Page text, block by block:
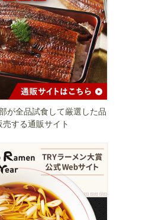
が全品試食して厳選した品
売する通販サイト